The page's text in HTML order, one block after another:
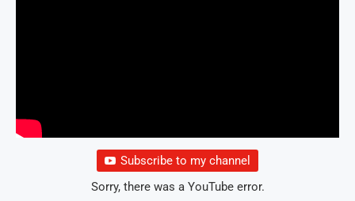
Subscribe to my channel
Sorry, there was a YouTube error.